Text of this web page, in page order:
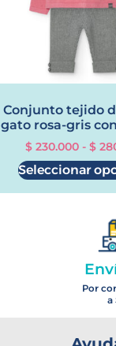
Conjunto tejido
gato rosa-gris
$ 230.000 - $
Seleccionar
Por
a